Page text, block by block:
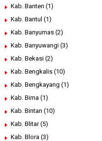
Kab. Banten (1)
Kab. Bantul (1)
Kab. Banyumas (2)
Kab. Banyuwangi (3)
Kab. Bekasi (2)
Kab. Bengkalis (10)
Kab. Bengkayang (1)
Kab. Bima (1)
Kab. Bintan (10)
Kab. Blitar (5)
Kab. Blora (3)